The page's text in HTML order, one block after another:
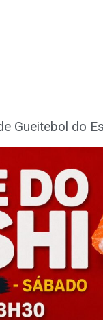
Gueitebol do